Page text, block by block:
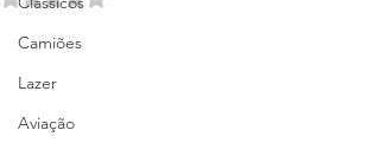
Camiões
Lazer
Aviação